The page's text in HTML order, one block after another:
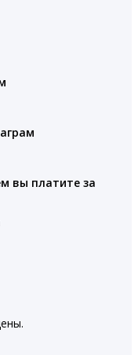
вы платите за